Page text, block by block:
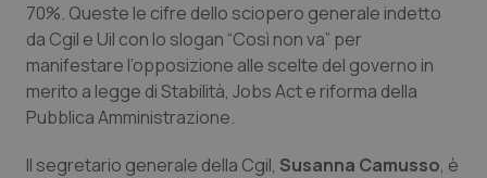
Campania
Emilia-Romagna
Car-T
Colesterolo & coronaropatie
70%. Queste le cifre dello sciopero generale indetto
da Cgil e Uil con lo slogan “Così non va” per
manifestare l’opposizione alle scelte del governo in
merito a legge di Stabilità, Jobs Act e riforma della
Pubblica Amministrazione.
Il segretario generale della Cgil, Susanna Camusso, è